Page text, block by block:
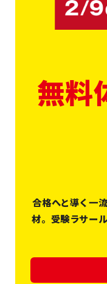
無料
合格へと導く一
材。受験ラサー